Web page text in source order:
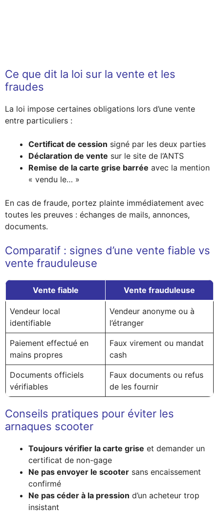
Ce que dit la loi sur la vente et les
fraudes
La loi impose certaines obligations lors d’une vente
entre particuliers :
Certificat de cession signé par les deux parties
Déclaration de vente sur le site de l’ANTS
Remise de la carte grise barrée avec la mention
« vendu le… »
En cas de fraude, portez plainte immédiatement avec
toutes les preuves : échanges de mails, annonces,
documents.
Comparatif : signes d’une vente fiable vs
vente frauduleuse
Vente fiable Vente frauduleuse
Vendeur local
identifiable
Vendeur anonyme ou à
l’étranger
Paiement effectué en
mains propres
Faux virement ou mandat
cash
Documents officiels
vérifiables
Faux documents ou refus
de les fournir
Conseils pratiques pour éviter les
arnaques scooter
Toujours vérifier la carte grise et demander un
certificat de non-gage
Ne pas envoyer le scooter sans encaissement
confirmé
Ne pas céder à la pression d’un acheteur trop
insistant